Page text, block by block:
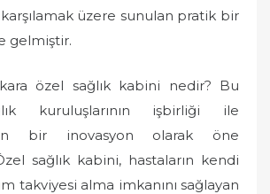
üzere sunulan pratik bir
gelmiştir.
özel sağlık kabini nedir? Bu
kuruluşlarının işbirliği ile
bir inovasyon olarak öne
sağlık kabini, hastaların kendi
takviyesi alma imkanını sağlayan